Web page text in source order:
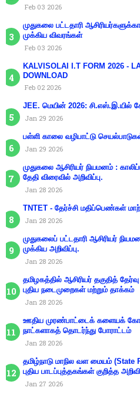
Feb 03 2026
முதுகலை பட்டதாரி
முக்கிய விவரங்கள்
Feb 03 2026
KALVISOLAI I.T FORM 2026 -
DOWNLOAD
Feb 02 2026
JEE. மெயின் 2026: சி.எஸ்.இ.யில்
Jan 29 2026
பள்ளி காலை வழிபாட்டு
Jan 29 2026
முதுகலை ஆசிரியர் நியமனம் :
தேதி விரைவில் அறிவிப்பு.
Jan 28 2026
TNTET - தேர்ச்சி மதிப்பெண்கள்
Jan 28 2026
முதுகலைப் பட்டதாரி ஆசிரியர்
முக்கிய அறிவிப்பு.
Jan 28 2026
தமிழகத்தில் ஆசிரியர் தகுதித்
புதிய நடைமுறைகள் மற்றும் தாக்கம்
Jan 28 2026
ஊதிய முரண்பாட்டைக் களையக்
நாட்களாகத் தொடர்ந்து போராட்டம்
Jan 28 2026
தமிழ்நாடு மாநில வள மையம் (State
புதிய பாடப்புத்தகங்கள் குறித்த
Jan 27 2026